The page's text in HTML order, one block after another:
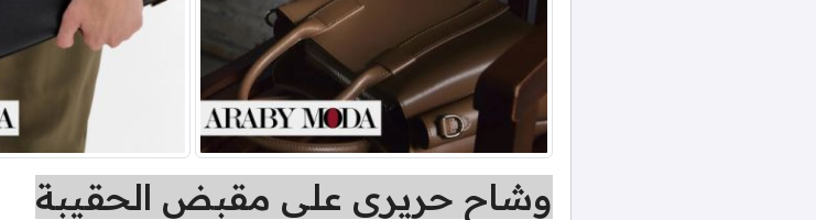
وشاح حريري على مقبض الحقيبة